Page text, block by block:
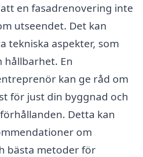
att en fasadrenovering inte
utseendet. Det kan
tekniska aspekter, som
hållbarhet. En
kan ge råd om
för just din byggnad och
Detta kan
om
bästa metoder för